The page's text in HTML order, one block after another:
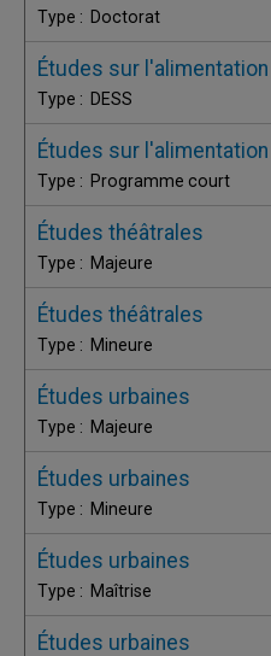
Doctorat
Études sur
DESS
Études sur
Programme court
Études théâtrales
Majeure
Études théâtrales
Mineure
Études urbaines
Majeure
Études urbaines
Mineure
Études urbaines
Maîtrise
Études urbaines